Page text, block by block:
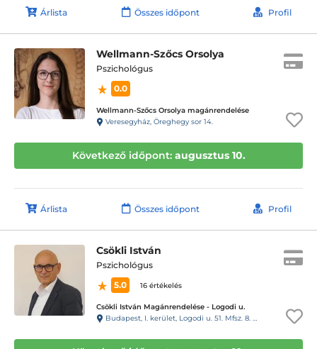
Árlista Összes időpont Profil
Wellmann-Szőcs Orsolya
Pszichológus
0.0
Wellmann-Szőcs Orsolya magánrendelése
Veresegyház, Öreghegy sor 14.
Következő időpont: augusztus 10.
Árlista Összes időpont Profil
Csökli István
Pszichológus
5.0
16 értékelés
Csökli István Magánrendelése - Logodi u.
Budapest, I. kerület, Logodi u. 51. Mfsz. 8. Kaputelefon: 13